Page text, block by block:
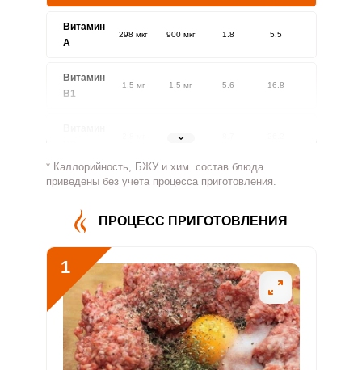
Витамин
A
298 мкг 900 мкг 1.8 5.5
Витамин
В1
1.5 мг 1.5 мг 5.6 16.8
1.8 мг
Витамин
339.3 мг 500 мг 3.7 11.3
Витамин
В5
Витамин
В6
1.7 мг 2 мг 4.8 14.5
Витамин
В9
66.8 мкг 400 мкг 0.9 2.8
* Каллорийность, БЖУ и хим. состав блюда
приведены без учета процесса приготовления.
ПРОЦЕСС ПРИГОТОВЛЕНИЯ
1